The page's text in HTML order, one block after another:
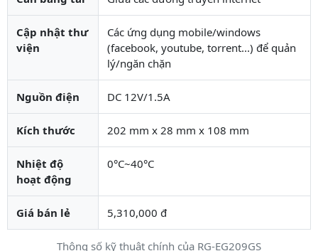
Thông số kỹ thuật chính của RG-EG209GS
Cập nhật thư
viện
Các ứng dụng mobile/windows
(facebook, youtube, torrent...) để quản
lý/ngăn chặn
Nguồn điện DC 12V/1.5A
Kích thước 202 mm x 28 mm x 108 mm
Nhiệt độ
hoạt động
0°C~40°C
Giá bán lẻ 5,310,000 đ